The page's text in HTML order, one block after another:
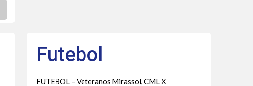
Futebol
FUTEBOL – Veteranos Mirassol, CML X